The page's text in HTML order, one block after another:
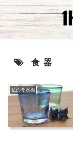
食器
私の食器棚